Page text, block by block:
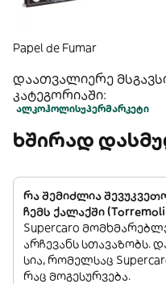
Papel de Fumar
დაათვალიერე
კატეგორიაში:
ალკოჰოლისუპერმარკეტი
ხშირად
რა შემიძლია
ჩემს ქალაქში
Supercaro
არჩევანს სთავაზობს.
სია, რომელსაც
რაც მოგესურვება.